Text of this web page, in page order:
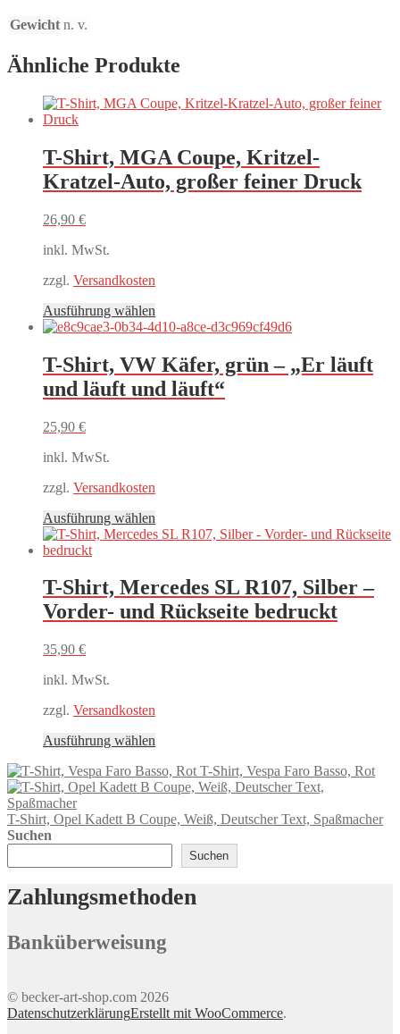
Gewicht n. v.
Ähnliche Produkte
T-Shirt, MGA Coupe, Kritzel-
Kratzel-Auto, großer feiner Druck
26,90 €
inkl. MwSt.
zzgl. Versandkosten
Ausführung wählen
Produkt
mehrere
Varianten
auf.
werden
T-Shirt, VW Käfer, grün – „Er läuft
und läuft und läuft“
25,90 €
inkl. MwSt.
zzgl. Versandkosten
Ausführung wählen
Produkt
Varianten
auf.
Die
T-Shirt, Mercedes SL R107, Silber –
Vorder- und Rückseite bedruckt
35,90 €
inkl. MwSt.
zzgl. Versandkosten
Ausführung wählen
weist
mehrere
auf.
Optionen
können
der
werden
T-Shirt, Vespa Faro Basso, Rot
T-Shirt, Opel Kadett B Coupe, Weiß, Deutscher Text, Spaßmacher
Suchen
Suchen
Zahlungsmethoden
Banküberweisung
© becker-art-shop.com 2026
DatenschutzerklärungErstellt mit WooCommerce.